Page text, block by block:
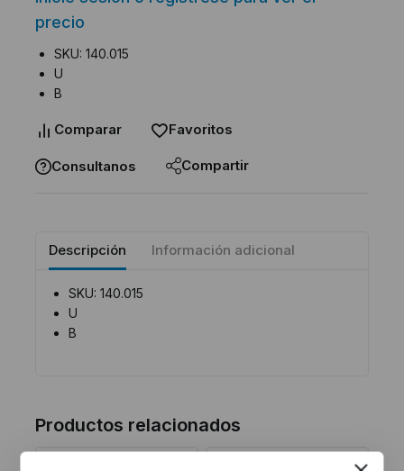
precio
SKU: 140.015
U
B
Comparar Favoritos
Consultanos Compartir
Descripción Información adicional
SKU: 140.015
U
B
Productos relacionados